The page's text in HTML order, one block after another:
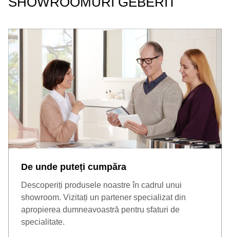
De unde puteți cumpăra
Descoperiți produsele noastre în cadrul unui
showroom. Vizitați un partener specializat din
apropierea dumneavoastră pentru sfaturi de
specialitate.